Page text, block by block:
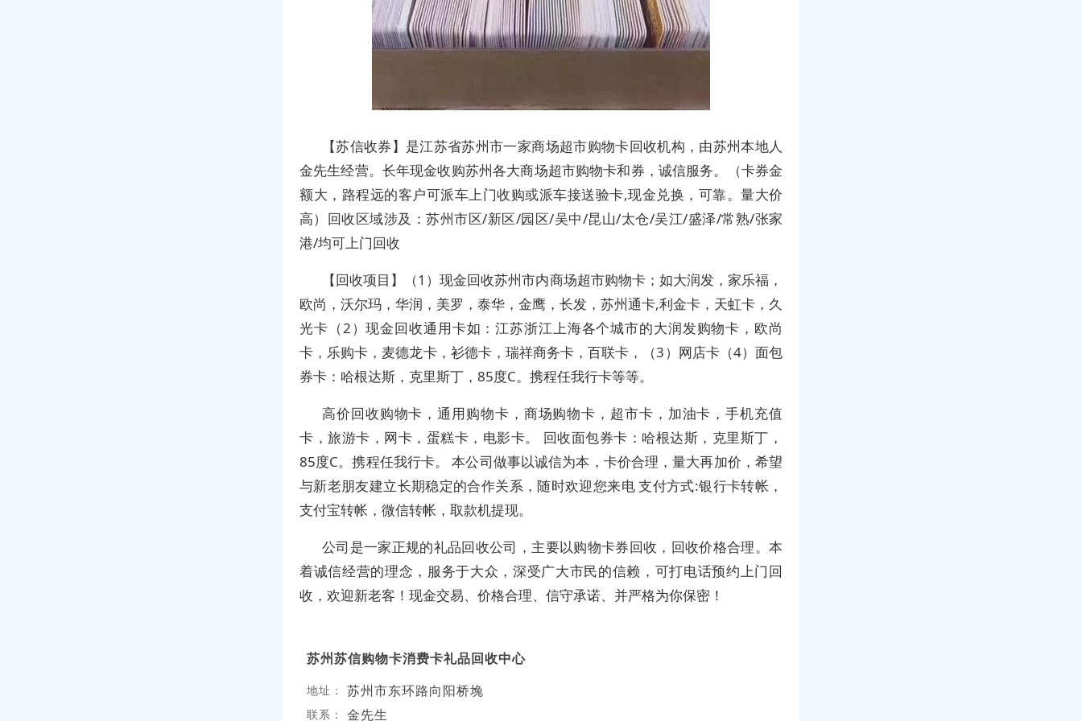
【苏信收券】是江苏省苏州市一家商场超市购物卡回收机构，由苏州本地人
金先生经营。长年现金收购苏州各大商场超市购物卡和券，诚信服务。（卡券金
额大，路程远的客户可派车上门收购或派车接送验卡,现金兑换，可靠。量大价
高）回收区域涉及：苏州市区/新区/园区/吴中/昆山/太仓/吴江/盛泽/常熟/张家
港/均可上门回收
【回收项目】（1）现金回收苏州市内商场超市购物卡；如大润发，家乐福，
欧尚，沃尔玛，华润，美罗，泰华，金鹰，长发，苏州通卡,利金卡，天虹卡，久
光卡（2）现金回收通用卡如：江苏浙江上海各个城市的大润发购物卡，欧尚
卡，乐购卡，麦德龙卡，衫德卡，瑞祥商务卡，百联卡，（3）网店卡（4）面包
券卡：哈根达斯，克里斯丁，85度C。携程任我行卡等等。
高价回收购物卡，通用购物卡，商场购物卡，超市卡，加油卡，手机充值
卡，旅游卡，网卡，蛋糕卡，电影卡。 回收面包券卡：哈根达斯，克里斯丁，
85度C。携程任我行卡。 本公司做事以诚信为本，卡价合理，量大再加价，希望
与新老朋友建立长期稳定的合作关系，随时欢迎您来电 支付方式:银行卡转帐，
支付宝转帐，微信转帐，取款机提现。
公司是一家正规的礼品回收公司，主要以购物卡券回收，回收价格合理。本
着诚信经营的理念，服务于大众，深受广大市民的信赖，可打电话预约上门回
收，欢迎新老客！现金交易、价格合理、信守承诺、并严格为你保密！
苏州苏信购物卡消费卡礼品回收中心
地址： 苏州市东环路向阳桥堍
联系： 金先生